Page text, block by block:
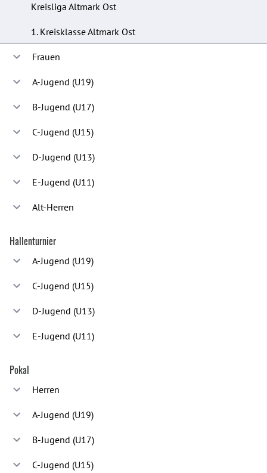
Kreisliga Altmark Ost
1. Kreisklasse Altmark Ost
Frauen
A-Jugend (U19)
B-Jugend (U17)
C-Jugend (U15)
D-Jugend (U13)
E-Jugend (U11)
Alt-Herren
Hallenturnier
A-Jugend (U19)
C-Jugend (U15)
D-Jugend (U13)
E-Jugend (U11)
Pokal
Herren
A-Jugend (U19)
B-Jugend (U17)
C-Jugend (U15)